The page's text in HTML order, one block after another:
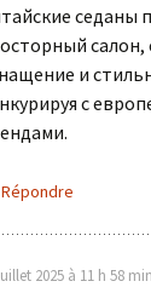
седаны
салон,
и
с
Répondre
2025 à 11 h 58 min